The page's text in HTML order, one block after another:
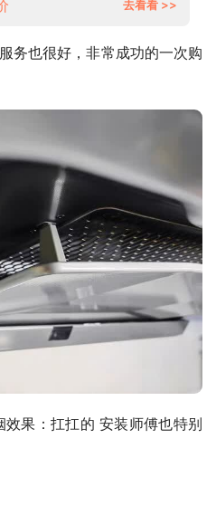
去看看 >>
务也很好，非常成功的一次购
果：扛扛的 安装师傅也特别